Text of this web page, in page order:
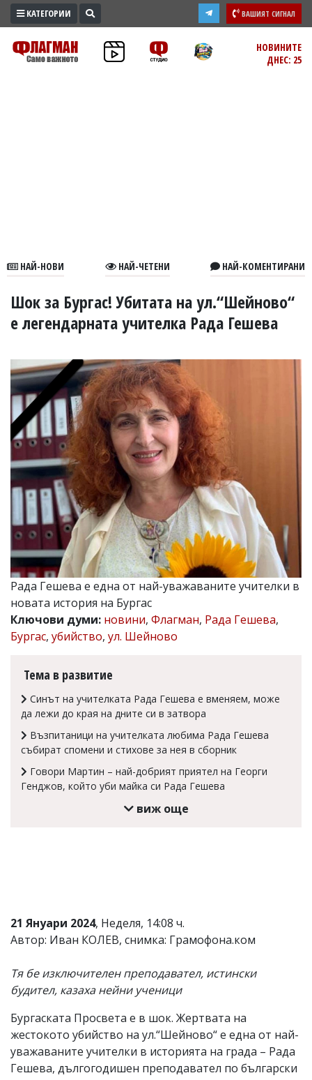
ПРОМО
ЗОНА
В
УКРАЙНА
РАЗСЛЕДВАНЕ
БИЗНЕС
ЮГ
Управители:
Веселин
Василев,
email:
v.vasilev@flagman.bg
Касабова,
еmail:k.kassabova@flagman.bg
Главен
редактор:
Иван
Колев,
email:
office@flagman.bg
Коментарите
читателите
редакцията
носи
отговорност
ни!
КАТЕГОРИИ ВАШИЯТ СИГНАЛ
НОВИНИТЕ
ДНЕС: 25
НАЙ-НОВИ НАЙ-ЧЕТЕНИ НАЙ-КОМЕНТИРАНИ
Шок за Бургас! Убитата на ул.“Шейново“
е легендарната учителка Рада Гешева
Рада Гешева е една от най-уважаваните учителки в
новата история на Бургас
Ключови думи: новини, Флагман, Рада Гешева,
Бургас, убийство, ул. Шейново
Тема в развитие
Синът на учителката Рада Гешева е вменяем, може
да лежи до края на дните си в затвора
Възпитаници на учителката любима Рада Гешева
събират спомени и стихове за нея в сборник
Говори Мартин – най-добрият приятел на Георги
Генджов, който уби майка си Рада Гешева
виж още
21 Януари 2024, Неделя, 14:08 ч.
Автор: Иван КОЛЕВ, снимка: Грамофона.ком
Тя бе изключителен преподавател, истински
будител, казаха нейни ученици
Бургаската Просвета е в шок. Жертвата на
жестокото убийство на ул.“Шейново“ е една от най-
уважаваните учителки в историята на града – Рада
Гешева, дългогодишен преподавател по български